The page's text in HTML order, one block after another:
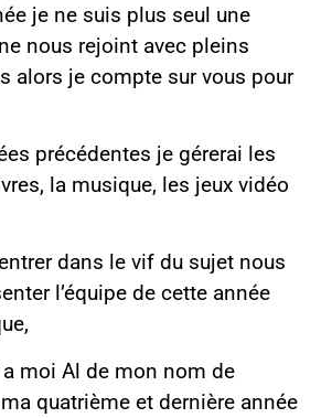
je ne suis plus seul une
nous rejoint avec pleins
alors je compte sur vous pour
précédentes je gérerai les
la musique, les jeux vidéo
dans le vif du sujet nous
l’équipe de cette année
a moi Al de mon nom de
quatrième et dernière année